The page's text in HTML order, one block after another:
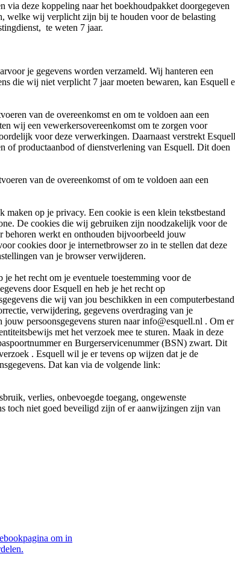
deze koppeling naar het boekhoudpakket doorgegeven
welke wij verplicht zijn bij te houden voor de belasting
te weten 7 jaar.
je gegevens worden verzameld. Wij hanteren een
die wij niet verplicht 7 jaar moeten bewaren, kan Esquell
van de overeenkomst en om te voldoen aan een
wij een vewerkersovereenkomst om te zorgen voor
voor deze verwerkingen. Daarnaast verstrekt Esquell
of productaanbod of dienstverlening van Esquell. Dit doen
van de overeenkomst of om te voldoen aan een
op je privacy. Een cookie is een klein tekstbestand
De cookies die wij gebruiken zijn noodzakelijk voor de
behoren werkt en onthouden bijvoorbeeld jouw
cookies door je internetbrowser zo in te stellen dat deze
van je browser verwijderen.
het recht om je eventuele toestemming voor de
door Esquell en heb je het recht op
die wij van jou beschikken in een computerbestand
verwijdering, gegevens overdraging van je
persoonsgegevens sturen naar info@esquell.nl . Om er
met het verzoek mee te sturen. Maak in deze
en Burgerservicenummer (BSN) zwart. Dit
. Esquell wil je er tevens op wijzen dat je de
Dat kan via de volgende link:
verlies, onbevoegde toegang, ongewenste
toch niet goed beveiligd zijn of er aanwijzingen zijn van
om in